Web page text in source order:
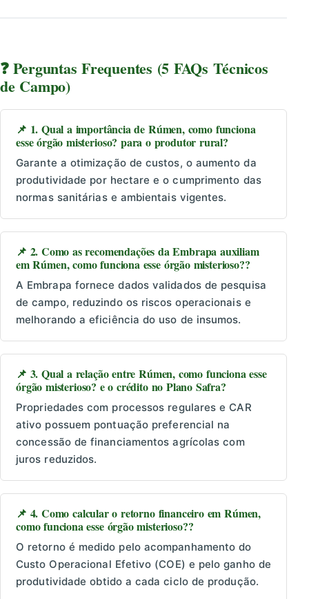
❓ Perguntas Frequentes (5 FAQs Técnicos
de Campo)
📌 1. Qual a importância de Rúmen, como funciona
esse órgão misterioso? para o produtor rural?
Garante a otimização de custos, o aumento da
produtividade por hectare e o cumprimento das
normas sanitárias e ambientais vigentes.
📌 2. Como as recomendações da Embrapa auxiliam
em Rúmen, como funciona esse órgão misterioso??
A Embrapa fornece dados validados de pesquisa
de campo, reduzindo os riscos operacionais e
melhorando a eficiência do uso de insumos.
📌 3. Qual a relação entre Rúmen, como funciona esse
órgão misterioso? e o crédito no Plano Safra?
Propriedades com processos regulares e CAR
ativo possuem pontuação preferencial na
concessão de financiamentos agrícolas com
juros reduzidos.
📌 4. Como calcular o retorno financeiro em Rúmen,
como funciona esse órgão misterioso??
O retorno é medido pelo acompanhamento do
Custo Operacional Efetivo (COE) e pelo ganho de
produtividade obtido a cada ciclo de produção.